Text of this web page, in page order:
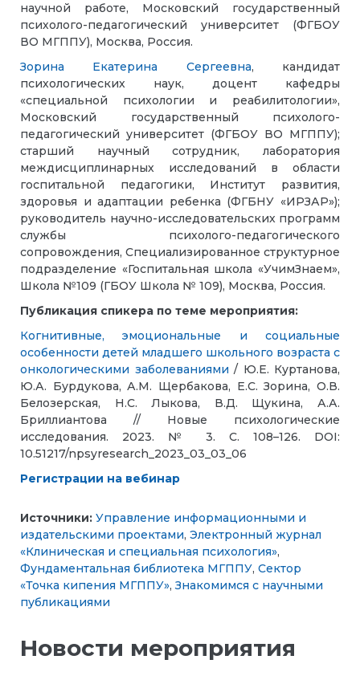
научной работе, Московский государственный
психолого-педагогический университет (ФГБОУ
ВО МГППУ), Москва, Россия.
Зорина Екатерина Сергеевна, кандидат
психологических наук, доцент кафедры
«специальной психологии и реабилитологии»,
Московский государственный психолого-
педагогический университет (ФГБОУ ВО МГППУ);
старший научный сотрудник, лаборатория
междисциплинарных исследований в области
госпитальной педагогики, Институт развития,
здоровья и адаптации ребенка (ФГБНУ «ИРЗАР»);
руководитель научно-исследовательских программ
службы психолого-педагогического
сопровождения, Специализированное структурное
подразделение «Госпитальная школа «УчимЗнаем»,
Школа №109 (ГБОУ Школа № 109), Москва, Россия.
Публикация спикера по теме мероприятия:
Когнитивные, эмоциональные и социальные
особенности детей младшего школьного возраста с
онкологическими заболеваниями / Ю.Е. Куртанова,
Ю.А. Бурдукова, А.М. Щербакова, Е.С. Зорина, О.В.
Белозерская, Н.С. Лыкова, В.Д. Щукина, А.А.
Бриллиантова // Новые психологические
исследования. 2023. № 3. С. 108–126. DOI:
10.51217/npsyresearch_2023_03_03_06
Регистрации на вебинар
Источники: Управление информационными и
издательскими проектами, Электронный журнал
«Клиническая и специальная психология»,
Фундаментальная библиотека МГППУ, Сектор
«Точка кипения МГППУ»,Знакомимся с научными
публикациями
Новости мероприятия